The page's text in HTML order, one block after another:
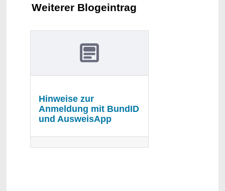
Weiterer Blogeintrag
Hinweise zur
Anmeldung mit BundID
und AusweisApp